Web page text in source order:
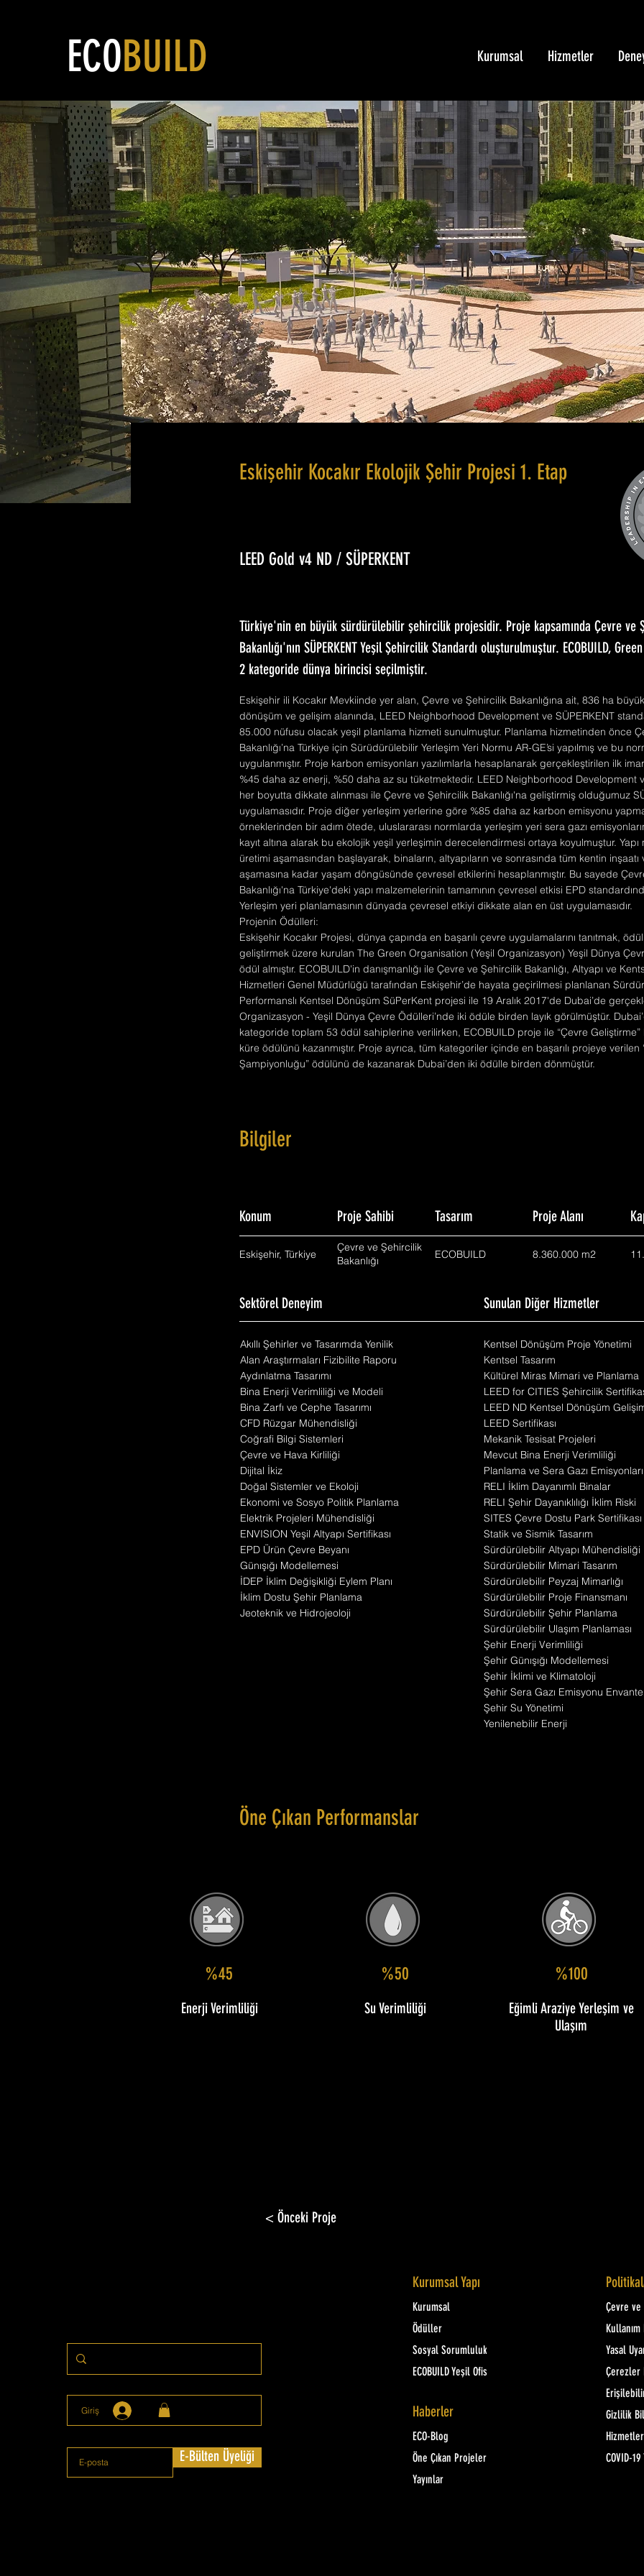
ECOBUILD Kurumsal Hizmetler
Eskişehir Kocakır Ekolojik Şehir Projesi 1. Etap
LEED Gold v4 ND / SÜPERKENT
Türkiye'nin en büyük sürdürülebilir şehircilik projesidir. Proje kapsamında Çevre ve
Bakanlığı'nın SÜPERKENT Yeşil Şehircilik Standardı oluşturulmuştur. ECOBUILD,
2 kategoride dünya birincisi seçilmiştir.
Eskişehir ili Kocakır Mevkiinde yer alan, Çevre ve Şehircilik Bakanlığına ait, 836 ha
dönüşüm ve gelişim alanında, LEED Neighborhood Development ve SÜPERKENT
85.000 nüfusu olacak yeşil planlama hizmeti sunulmuştur. Planlama hizmetinden önce
Bakanlığı’na Türkiye için Sürüdürülebilir Yerleşim Yeri Normu AR-GE’si yapılmış ve bu
uygulanmıştır. Proje karbon emisyonları yazılımlarla hesaplanarak gerçekleştirilen ilk
%45 daha az enerji, %50 daha az su tüketmektedir. LEED Neighborhood Development
her boyutta dikkate alınması ile Çevre ve Şehircilik Bakanlığı'na geliştirmiş olduğumuz
uygulamasıdır. Proje diğer yerleşim yerlerine göre %85 daha az karbon emisyonu
örneklerinden bir adım ötede, uluslararası normlarda yerleşim yeri sera gazı
kayıt altına alarak bu ekolojik yeşil yerleşimin derecelendirmesi ortaya koyulmuştur. Yapı
üretimi aşamasından başlayarak, binaların, altyapıların ve sonrasında tüm kentin inşaatı
aşamasına kadar yaşam döngüsünde çevresel etkilerini hesaplanmıştır. Bu sayede
Bakanlığı'na Türkiye'deki yapı malzemelerinin tamamının çevresel etkisi EPD
Yerleşim yeri planlamasının dünyada çevresel etkiyi dikkate alan en üst uygulamasıdır.
Projenin Ödülleri:
Eskişehir Kocakır Projesi, dünya çapında en başarılı çevre uygulamalarını tanıtmak,
geliştirmek üzere kurulan The Green Organisation (Yeşil Organizasyon) Yeşil Dünya
ödül almıştır. ECOBUILD'in danışmanlığı ile Çevre ve Şehircilik Bakanlığı, Altyapı ve
Hizmetleri Genel Müdürlüğü tarafından Eskişehir’de hayata geçirilmesi planlanan
Performanslı Kentsel Dönüşüm SüPerKent projesi ile 19 Aralık 2017'de Dubai’de
Organizasyon - Yeşil Dünya Çevre Ödülleri’nde iki ödüle birden layık görülmüştür.
kategoride toplam 53 ödül sahiplerine verilirken, ECOBUILD proje ile “Çevre Geliştirme”
küre ödülünü kazanmıştır. Proje ayrıca, tüm kategoriler içinde en başarılı projeye verilen
Şampiyonluğu” ödülünü de kazanarak Dubai’den iki ödülle birden dönmüştür.
Bilgiler
Konum Proje Sahibi Tasarım Proje Alanı
Eskişehir, Türkiye
Çevre ve Şehircilik
Bakanlığı
ECOBUILD 8.360.000 m2
Sektörel Deneyim Sunulan Diğer Hizmetler
Akıllı Şehirler ve Tasarımda Yenilik
Alan Araştırmaları Fizibilite Raporu
Aydınlatma Tasarımı
Bina Enerji Verimliliği ve Modeli
Bina Zarfı ve Cephe Tasarımı
CFD Rüzgar Mühendisliği
Coğrafi Bilgi Sistemleri
Çevre ve Hava Kirliliği
Dijital İkiz
Doğal Sistemler ve Ekoloji
Ekonomi ve Sosyo Politik Planlama
Elektrik Projeleri Mühendisliği
ENVISION Yeşil Altyapı Sertifikası
EPD Ürün Çevre Beyanı
Günışığı Modellemesi
İDEP İklim Değişikliği Eylem Planı
İklim Dostu Şehir Planlama
Jeoteknik ve Hidrojeoloji
Kentsel Dönüşüm Proje Yönetimi
Kentsel Tasarım
Kültürel Miras Mimari ve Planlama
LEED for CITIES Şehircilik
LEED ND Kentsel Dönüşüm
LEED Sertifikası
Mekanik Tesisat Projeleri
Mevcut Bina Enerji Verimliliği
Planlama ve Sera Gazı Emisyonları
RELI İklim Dayanımlı Binalar
RELI Şehir Dayanıklılığı İklim Riski
SITES Çevre Dostu Park Sertifikası
Statik ve Sismik Tasarım
Sürdürülebilir Altyapı Mühendisliği
Sürdürülebilir Mimari Tasarım
Sürdürülebilir Peyzaj Mimarlığı
Sürdürülebilir Proje Finansmanı
Sürdürülebilir Şehir Planlama
Sürdürülebilir Ulaşım Planlaması
Şehir Enerji Verimliliği
Şehir Günışığı Modellemesi
Şehir İklimi ve Klimatoloji
Şehir Sera Gazı Emisyonu
Şehir Su Yönetimi
Yenilenebilir Enerji
Öne Çıkan Performanslar
%45
Enerji Verimliliği
%50
Su Verimliliği
%100
Eğimli Araziye Yerleşim ve
Ulaşım
< Önceki Proje
Giriş
E-Bülten Üyeliği
Kurumsal Yapı
Kurumsal
Ödüller
Sosyal Sorumluluk
ECOBUILD Yeşil Ofis
Haberler
ECO-Blog
Öne Çıkan Projeler
Yayınlar
Çevre ve
Kullanım
Yasal
Çerezler
Gizlilik
COVID-